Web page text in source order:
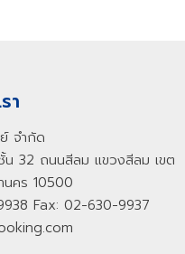
า
จำกัด
น 32 ถนนสีลม แขวงสีลม เขต
นคร 10500
Fax: 02-630-9937